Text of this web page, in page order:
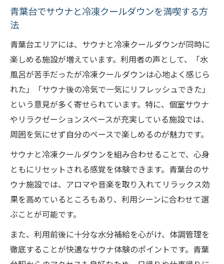
体験
果
青葉台サウナで味わう冷凍クールダウンの
新体験
サウナと冷却で得られる爽快なリフレッシ
ュ効果
冷凍クールダウンが注目される理由と実感
サウナ愛好者が語る青葉台冷凍体験の魅力
青葉台で見つけるサウナの新たなリフレッ
シュ法
青葉台でサウナと冷凍クールダウンを満喫する方
法
青葉台エリアには、サウナと冷凍クールダウンが同時に
楽しめる施設が増えています。利用者の声として、「水
風呂が苦手だったが冷凍クールダウンは心地よく感じら
れた」「サウナ後の冷気で一気にリフレッシュできた」
という意見が多く寄せられています。特に、個室サウナ
やリラクゼーションスペースが充実している施設では、
周囲を気にせず自分のペースで楽しめるのが魅力です。
サウナと冷凍クールダウンを組み合わせることで、心身
ともにリセットされる感覚を体験できます。青葉台のサ
ウナ施設では、アロマや音楽を取り入れてリラックス効
果を高めているところもあり、利用シーンに合わせて選
ぶことが可能です。
また、利用前後に十分な水分補給を心がけ、体調管理を
徹底することが快適なサウナ体験のポイントです。青葉